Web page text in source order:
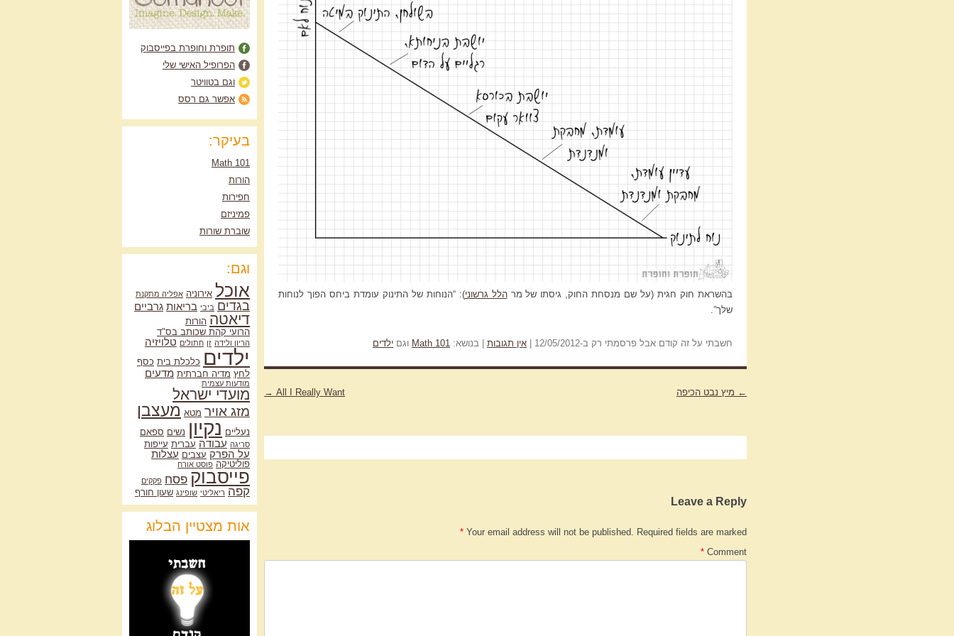
בהשראת חוק חגית (על שם מנסחת החוק, גיסתו של מרהלל גרשוני): “הנוחות של התינוק עומדת ביחס הפוך לנוחות
שלך”.
חשבתי על זה קודם אבל פרסמתי רק ב-12/05/2012 | אין תגובות | בנושא: Math 101 וגם ילדים
Post
← מיץ נבט הכיפה All I Really Want
→
Leave a Reply
Your email address will not be published. Required fields are marked
*
Comment
*
תופרת וחופרת בפייסבוק
הפרופיל האישי שלי
וגם בטוויטר
אפשר גם רסס
בעיקר:
Math 101
הורות
חפירות
פמיניזם
שוברת שורות
וגם:
אוכל אירוניה אפליה מתקנת
בגדים ביבי בריאות גרביים
דיאטה הורות
הרועי קהת שכותב בס"ד
הריון ולידה זן חתולים טלויזיה
ילדים כלכלת בית כסף
לחץ מדיה חברתית מדעים
מודעות עצמית
מועדי ישראל
מזג אויר מטא מעצבן
נעליים נקיון נשים ספאם
סריגה עבודה עברית עייפות
על הפרק עצבים עצלות
פוליטיקה פוסט אורח
פייסבוק פסח פקקים
קפה ריאליטי שופינג שעון חורף
אות מצטיין הבלוג